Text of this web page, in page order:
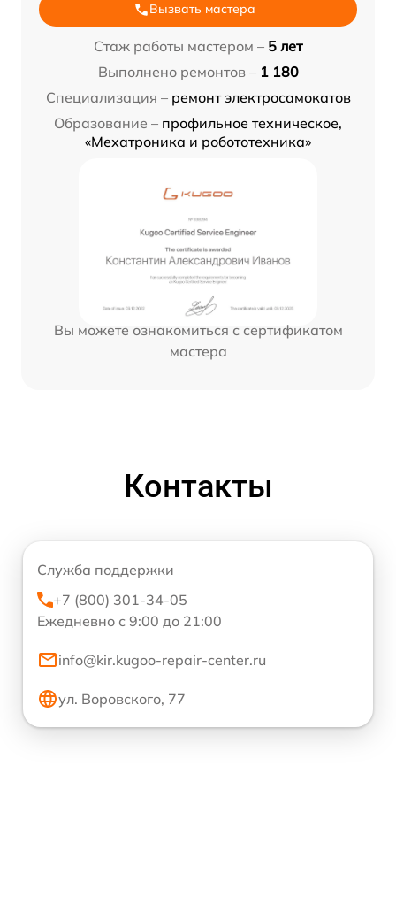
Вызвать мастера
Стаж работы мастером – 5 лет
Выполнено ремонтов – 1 180
Специализация – ремонт электросамокатов
Образование – профильное техническое,
«Мехатроника и робототехника»
Вы можете ознакомиться с сертификатом
мастера
Контакты
Служба поддержки
+7 (800) 301-34-05
Ежедневно с 9:00 до 21:00
info@kir.kugoo-repair-center.ru
ул. Воровского, 77